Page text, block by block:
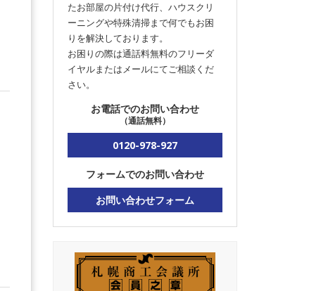
たお部屋の片付け代行、ハウスクリ
ーニングや特殊清掃まで何でもお困
りを解決しております。
お困りの際は通話料無料のフリーダ
イヤルまたはメールにてご相談くだ
さい。
お電話でのお問い合わせ
（通話無料）
0120-978-927
フォームでのお問い合わせ
お問い合わせフォーム